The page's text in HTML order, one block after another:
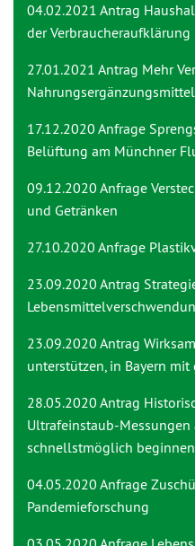
04.02.2021 Antrag
der
27.01.2021 Antrag Mehr
17.12.2020 Anfrage
Belüftung am Münchner
09.12.2020 Anfrage
und Getränken
27.10.2020 Anfrage
23.09.2020 Antrag
23.09.2020 Antrag
unterstützen, in Bayern
28.05.2020 Antrag
Ultrafeinstaub-
schnellstmöglich
04.05.2020 Anfrage
Pandemieforschung